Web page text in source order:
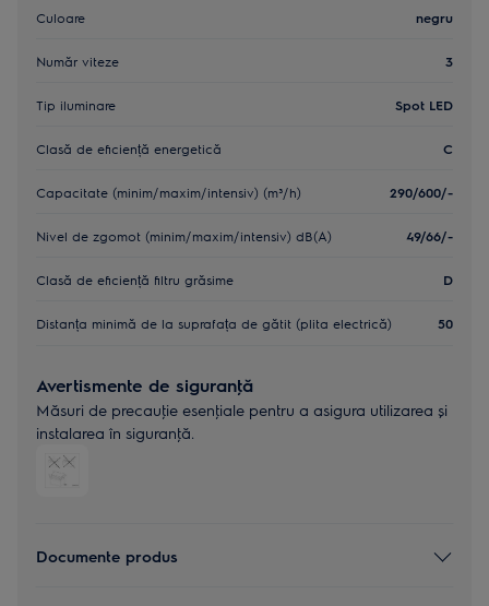
Culoare negru
Număr viteze 3
Tip iluminare Spot LED
Clasă de eficiență energetică C
Capacitate (minim/maxim/intensiv) (m³/h) 290/600/-
Nivel de zgomot (minim/maxim/intensiv) dB(A) 49/66/-
Clasă de eficiență filtru grăsime D
Distanța minimă de la suprafața de gătit (plita electrică) 50
Avertismente de siguranţă
Măsuri de precauţie esenţiale pentru a asigura utilizarea și
instalarea în siguranţă.
Documente produs